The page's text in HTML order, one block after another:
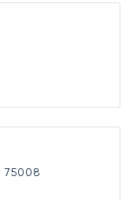
75008